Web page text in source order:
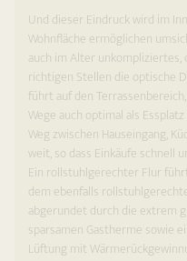
Und dieser Eindruck wird im
Wohnfläche ermöglichen
auch im Alter unkompliziertes,
richtigen Stellen die optische
führt auf den
Wege auch optimal als
Weg zwischen Hauseingang,
weit, so dass Einkäufe schnell
Ein rollstuhlgerechter Flur
dem ebenfalls
abgerundet durch die extrem
sparsamen Gastherme sowie
Lüftung mit